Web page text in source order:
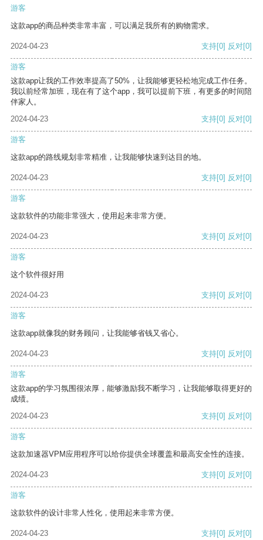
游客
这款app的商品种类非常丰富，可以满足我所有的购物需求。
2024-04-23 支持[0] 反对[0]
游客
这款app让我的工作效率提高了50%，让我能够更轻松地完成工作任务。
我以前经常加班，现在有了这个app，我可以提前下班，有更多的时间陪
伴家人。
2024-04-23
支持[0] 反对[0]
游客
这款app的路线规划非常精准，让我能够快速到达目的地。
2024-04-23 支持[0] 反对[0]
游客
这款软件的功能非常强大，使用起来非常方便。
2024-04-23 支持[0] 反对[0]
游客
这个软件很好用
2024-04-23 支持[0] 反对[0]
游客
这款app就像我的财务顾问，让我能够省钱又省心。
2024-04-23 支持[0] 反对[0]
游客
这款app的学习氛围很浓厚，能够激励我不断学习，让我能够取得更好的
成绩。
2024-04-23
支持[0] 反对[0]
游客
这款加速器VPM应用程序可以给你提供全球覆盖和最高安全性的连接。
2024-04-23 支持[0] 反对[0]
游客
这款软件的设计非常人性化，使用起来非常方便。
2024-04-23 支持[0] 反对[0]